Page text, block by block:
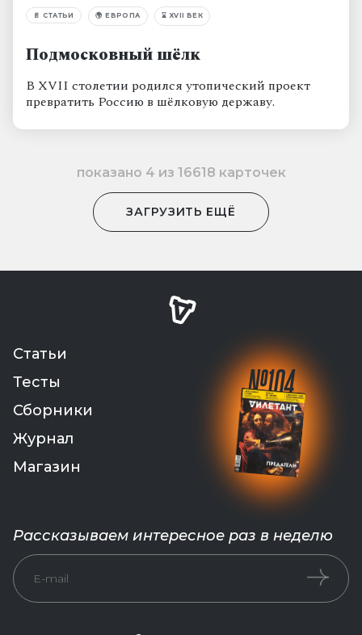
📄 СТАТЬИ 🌍 ЕВРОПА ⌛ XVII ВЕК
Подмосковный шёлк
В XVII столетии родился утопический проект
превратить Россию в шёлковую державу.
показано 4 из 16618 карточек
ЗАГРУЗИТЬ ЕЩЁ
Статьи
Тесты
Сборники
Журнал
Магазин
№104
Рассказываем интересное раз в неделю
E-mail